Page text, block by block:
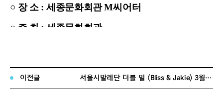
○ 장 소 :세종문화회관M씨어터
○ 주 최 : 세종문화회관
■참여신청 안내
○ 참여신청 접수기간
이전글 서울시발레단 더블 빌 〈Bliss & Jakie〉 3월 21일(토) 공연 취소 안내